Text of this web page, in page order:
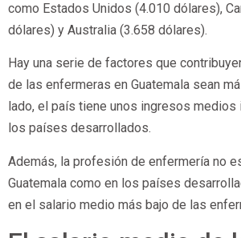
como Estados Unidos (4.010 dólares),
dólares) y Australia (3.658 dólares).
Hay una serie de factores que
de las enfermeras en Guatemala sean
lado, el país tiene unos ingresos
los países desarrollados.
Además, la profesión de enfermería no
Guatemala como en los países
en el salario medio más bajo de las